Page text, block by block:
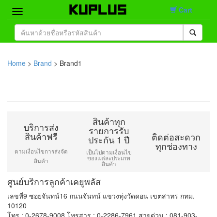
Home
Cart
Home > Brand > Brand1
บริการส่ง
สินค้าฟรี
ตามเงื่อนไขการส่งจัด
สินค้า
สินค้าทุก
รายการรับ
ประกัน 1 ปี
เป็นไปตามเงื่อนไข
ของแต่ละประเภท
สินค้า
ติดต่อสะดวก
ทุกช่องทาง
ศูนย์บริการลูกค้าเคยูพลัส
เลขที่9 ซอยจันทน์16 ถนนจันทน์ แขวงทุ่งวัดดอน เขตสาทร กทม.
10120
โทร : 0-2678-9008 โทรสาร : 0-2286-7961 สายด่วน : 081-903-